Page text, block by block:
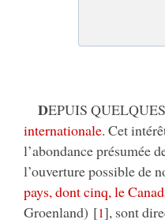
DEPUIS
internationale. Cet
l’abondance présumée
l’ouverture possible de
pays, dont cinq, le
Groenland) [1], sont